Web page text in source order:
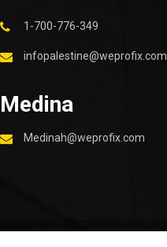
1-700-776-349
infopalestine@weprofix.com
Medina
Medinah@weprofix.com